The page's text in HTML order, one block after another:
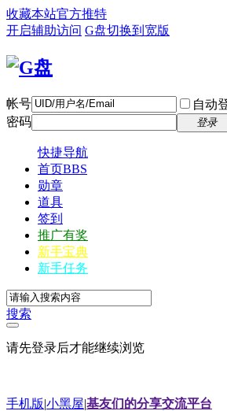
收藏本站官方推特
开启辅助访问 G盘切换到宽版
帐号 自动
密码
登录
快捷导航
首页BBS
勋章
道具
签到
推广有奖
新手宝典
新手任务
搜索
请先登录后才能继续浏览
手机版|小黑屋|基友们的分享交流平台